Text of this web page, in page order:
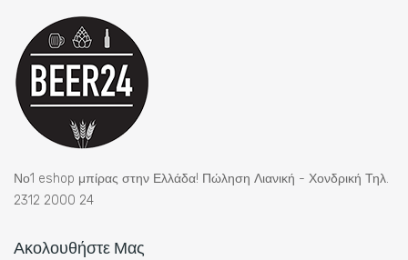
Νο1 eshop μπίρας στην Ελλάδα! Πώληση Λιανική - Χονδρική Τηλ.
2312 2000 24
Ακολουθήστε Μας